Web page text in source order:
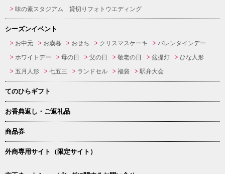
味の素スタジアム 貸切りフォトウエディング
シーズンイベント
お中元 お歳暮 おせち クリスマスケーキ
バレンタインデー
ホワイトデー
母の日 父の日 敬老の日 盆提灯
ひな人形
五月人形
七五三 ランドセル 福袋 駅弁大会
てのひらギフト
お香典返し・ご返礼品
商品券
外商専用サイト（限定サイト）